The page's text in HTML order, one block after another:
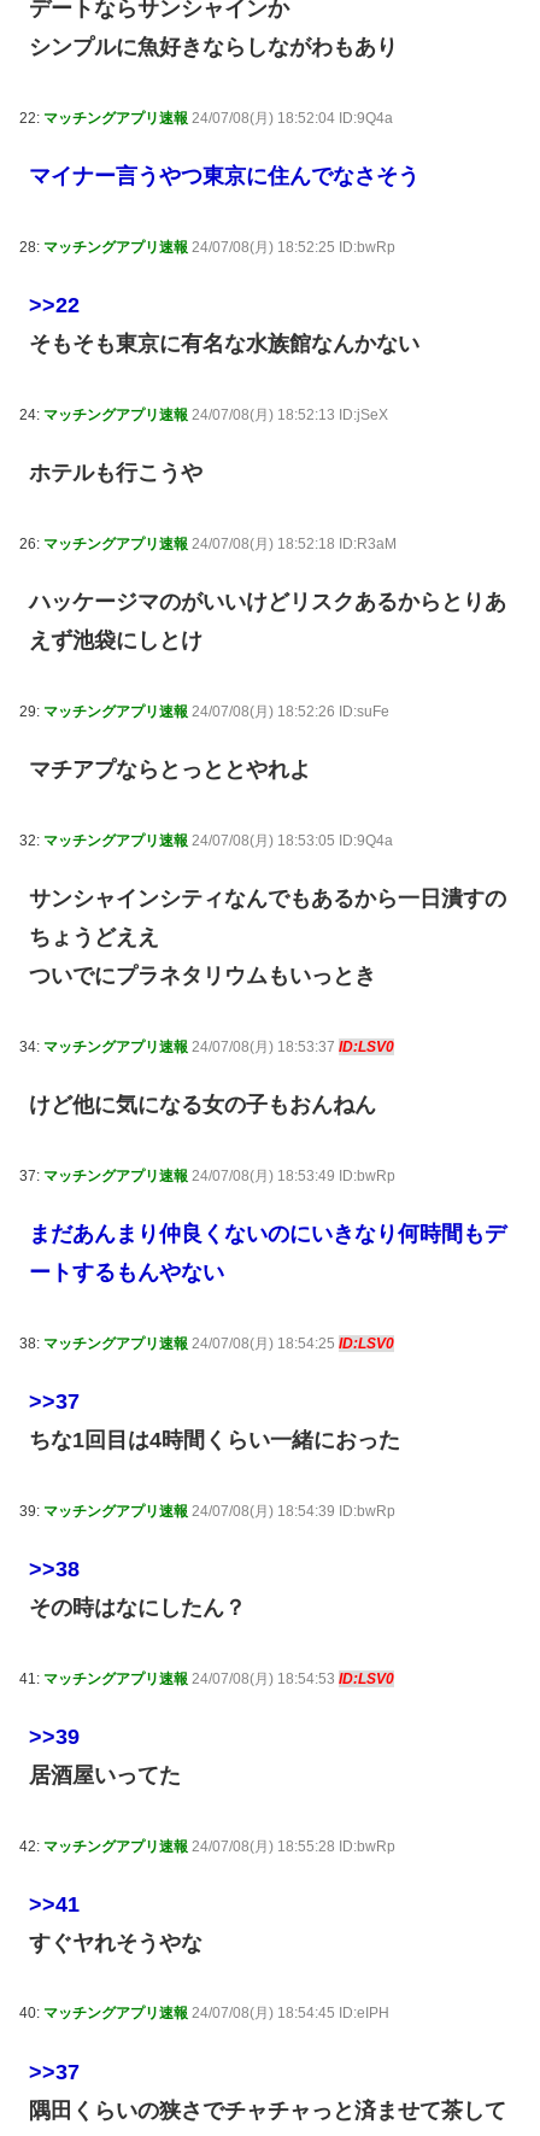
デートならサンシャインか
シンプルに魚好きならしながわもあり
22: マッチングアプリ速報 24/07/08(月) 18:52:04 ID:9Q4a
マイナー言うやつ東京に住んでなさそう
28: マッチングアプリ速報 24/07/08(月) 18:52:25 ID:bwRp
>>22
そもそも東京に有名な水族館なんかない
24: マッチングアプリ速報 24/07/08(月) 18:52:13 ID:jSeX
ホテルも行こうや
26: マッチングアプリ速報 24/07/08(月) 18:52:18 ID:R3aM
ハッケージマのがいいけどリスクあるからとりあ
えず池袋にしとけ
29: マッチングアプリ速報 24/07/08(月) 18:52:26 ID:suFe
マチアプならとっととやれよ
32: マッチングアプリ速報 24/07/08(月) 18:53:05 ID:9Q4a
サンシャインシティなんでもあるから一日潰すの
ちょうどええ
ついでにプラネタリウムもいっとき
34: マッチングアプリ速報 24/07/08(月) 18:53:37 ID:LSV0
けど他に気になる女の子もおんねん
37: マッチングアプリ速報 24/07/08(月) 18:53:49 ID:bwRp
まだあんまり仲良くないのにいきなり何時間もデ
ートするもんやない
38: マッチングアプリ速報 24/07/08(月) 18:54:25 ID:LSV0
>>37
ちな1回目は4時間くらい一緒におった
39: マッチングアプリ速報 24/07/08(月) 18:54:39 ID:bwRp
>>38
その時はなにしたん？
41: マッチングアプリ速報 24/07/08(月) 18:54:53 ID:LSV0
>>39
居酒屋いってた
42: マッチングアプリ速報 24/07/08(月) 18:55:28 ID:bwRp
>>41
すぐヤれそうやな
40: マッチングアプリ速報 24/07/08(月) 18:54:45 ID:eIPH
>>37
隅田くらいの狭さでチャチャっと済ませて茶して